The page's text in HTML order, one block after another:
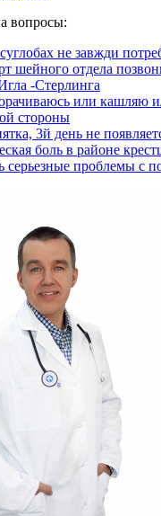
вопросы:
не завжди
шейного отдела
-Стерлинга
или кашляю
стороны
3й день не
боль в районе
серьезные проблемы с